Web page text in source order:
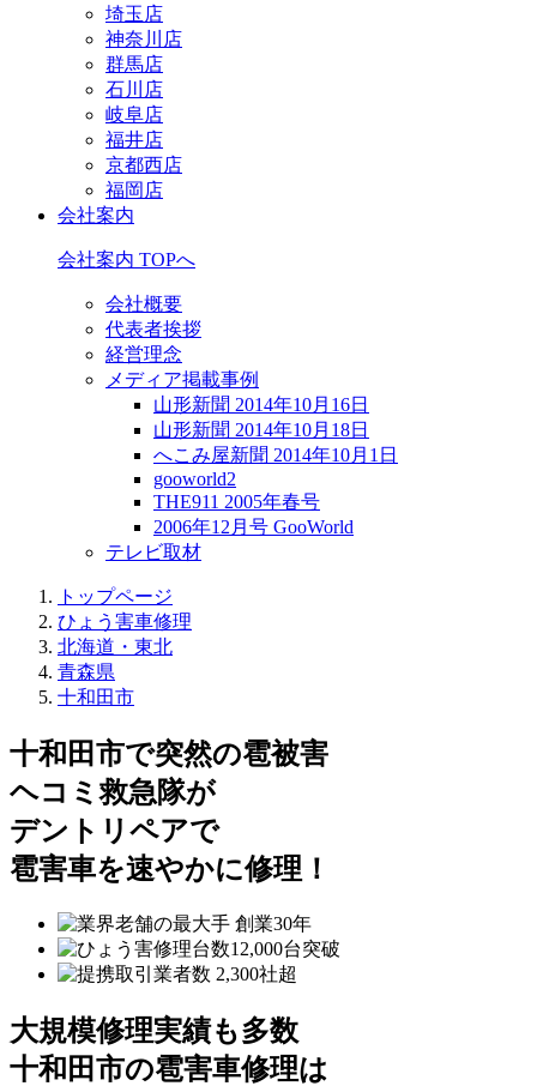
埼玉店
神奈川店
群馬店
石川店
岐阜店
福井店
京都西店
福岡店
会社案内
会社案内 TOPへ
会社概要
代表者挨拶
経営理念
メディア掲載事例
山形新聞 2014年10月16日
山形新聞 2014年10月18日
へこみ屋新聞 2014年10月1日
gooworld2
THE911 2005年春号
2006年12月号 GooWorld
テレビ取材
トップページ
ひょう害車修理
北海道・東北
青森県
十和田市
十和田市で突然の雹被害
ヘコミ救急隊が
デントリペアで
雹害車を速やかに修理！
大規模修理実績も多数
十和田市の雹害車修理は